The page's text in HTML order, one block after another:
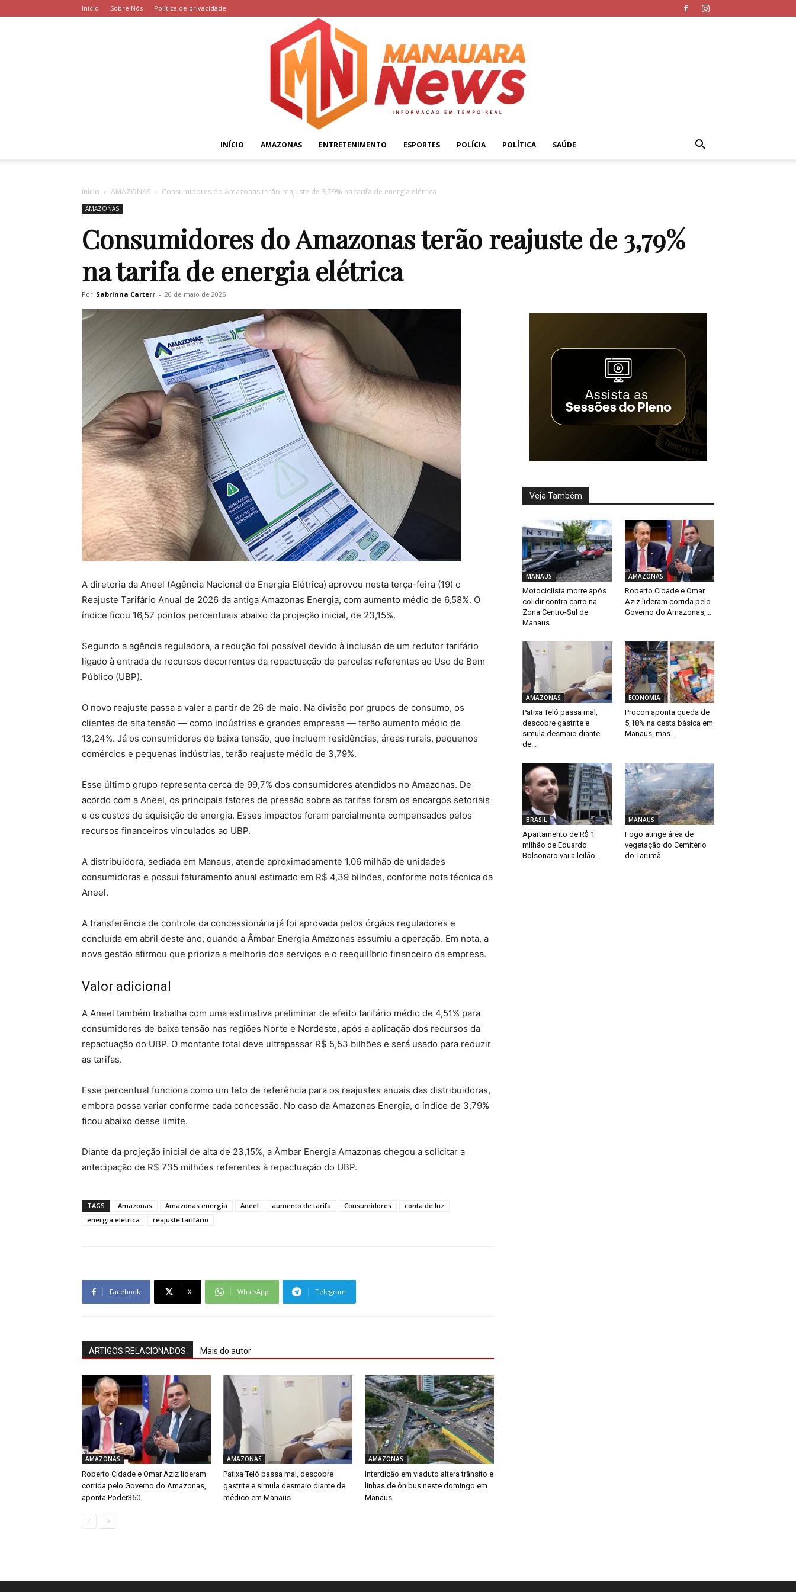
Início Sobre Nós Política de privacidade
News
INÍCIO AMAZONAS ENTRETENIMENTO ESPORTES POLÍCIA POLÍTICA SAÚDE
Início AMAZONAS Consumidores do Amazonas terão reajuste de 3,79% na tarifa de energia elétrica
AMAZONAS
Consumidores do Amazonas terão reajuste de 3,79%
na tarifa de energia elétrica
Por Sabrinna Carterr - 20 de maio de 2026
A diretoria da Aneel (Agência Nacional de Energia Elétrica) aprovou nesta terça-feira (19) o
Reajuste Tarifário Anual de 2026 da antiga Amazonas Energia, com aumento médio de 6,58%. O
índice ficou 16,57 pontos percentuais abaixo da projeção inicial, de 23,15%.
Segundo a agência reguladora, a redução foi possível devido à inclusão de um redutor tarifário
ligado à entrada de recursos decorrentes da repactuação de parcelas referentes ao Uso de Bem
Público (UBP).
O novo reajuste passa a valer a partir de 26 de maio. Na divisão por grupos de consumo, os
clientes de alta tensão — como indústrias e grandes empresas — terão aumento médio de
13,24%. Já os consumidores de baixa tensão, que incluem residências, áreas rurais, pequenos
comércios e pequenas indústrias, terão reajuste médio de 3,79%.
Esse último grupo representa cerca de 99,7% dos consumidores atendidos no Amazonas. De
acordo com a Aneel, os principais fatores de pressão sobre as tarifas foram os encargos setoriais
e os custos de aquisição de energia. Esses impactos foram parcialmente compensados pelos
recursos financeiros vinculados ao UBP.
A distribuidora, sediada em Manaus, atende aproximadamente 1,06 milhão de unidades
consumidoras e possui faturamento anual estimado em R$ 4,39 bilhões, conforme nota técnica da
Aneel.
A transferência de controle da concessionária já foi aprovada pelos órgãos reguladores e
concluída em abril deste ano, quando a Âmbar Energia Amazonas assumiu a operação. Em nota, a
nova gestão afirmou que prioriza a melhoria dos serviços e o reequilíbrio financeiro da empresa.
Valor adicional
A Aneel também trabalha com uma estimativa preliminar de efeito tarifário médio de 4,51% para
consumidores de baixa tensão nas regiões Norte e Nordeste, após a aplicação dos recursos da
repactuação do UBP. O montante total deve ultrapassar R$ 5,53 bilhões e será usado para reduzir
as tarifas.
Esse percentual funciona como um teto de referência para os reajustes anuais das distribuidoras,
embora possa variar conforme cada concessão. No caso da Amazonas Energia, o índice de 3,79%
ficou abaixo desse limite.
Diante da projeção inicial de alta de 23,15%, a Âmbar Energia Amazonas chegou a solicitar a
antecipação de R$ 735 milhões referentes à repactuação do UBP.
TAGS Amazonas Amazonas energia Aneel aumento de tarifa Consumidores
conta de luz
energia elétrica
reajuste tarifário
Facebook X WhatsApp Telegram
ARTIGOS RELACIONADOS Mais do autor
AMAZONAS
Roberto Cidade e Omar Aziz lideram
corrida pelo Governo do Amazonas,
aponta Poder360
AMAZONAS
Patixa Teló passa mal, descobre
gastrite e simula desmaio diante de
médico em Manaus
AMAZONAS
Interdição em viaduto altera trânsito e
linhas de ônibus neste domingo em
Manaus
Veja Também
MANAUS
Motociclista morre após
colidir contra carro na
Zona Centro-Sul de
Manaus
AMAZONAS
Roberto Cidade e Omar
Aziz lideram corrida pelo
Governo do Amazonas,...
AMAZONAS
Patixa Teló passa mal,
descobre gastrite e
simula desmaio diante
de...
ECONOMIA
Procon aponta queda de
5,18% na cesta básica em
Manaus, mas...
BRASIL
Apartamento de R$ 1
milhão de Eduardo
Bolsonaro vai a leilão...
MANAUS
Fogo atinge área de
vegetação do Cemitério
do Tarumã